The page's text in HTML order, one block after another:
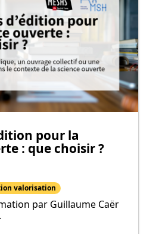
pour la
: que choisir ?
valorisation
par Guillaume Caër